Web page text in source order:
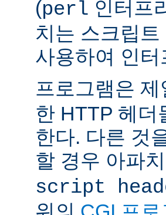
(perl 인터프
치는 스크립
사용하여 인
프로그램은 제
한 HTTP 헤더
한다. 다른 것
할 경우 아파
script